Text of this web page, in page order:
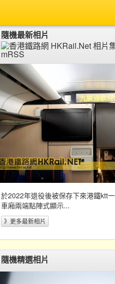
隨機最新相片
於2022年退役後被保存下來港鐵ktt
車廂兩端點陣式顯示...
》更多最新相片
隨機精選相片